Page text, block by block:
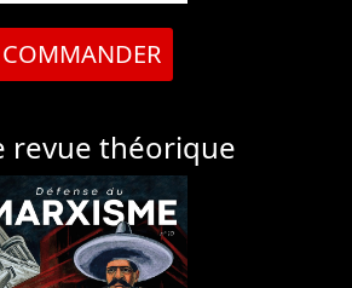
COMMANDER
revue théorique